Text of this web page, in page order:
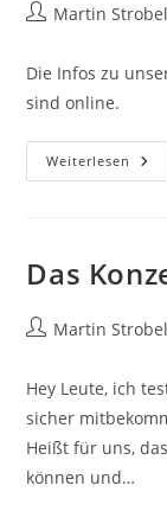
Beitrags-
Martin Strobel
Die Infos zu
sind online.
Weiterlesen
For
Das
Beitrags-
Martin Strobel
Hey Leute, ich
sicher
Heißt für uns,
können und…